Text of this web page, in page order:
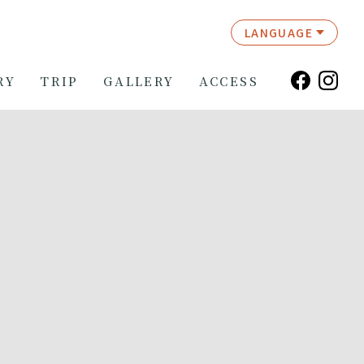
TRIP GALLERY ACCESS
LANGUAGE